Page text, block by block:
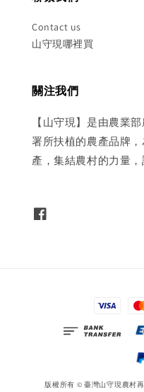
Contact us
山守現哪裡買
關注我們
【山守現】是由農業
署所扶植的農產品牌
產，集結農村的力量，
版權所有 © 臺灣山守現農村